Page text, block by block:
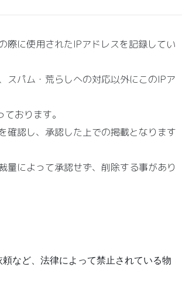
際に使用されたIPアドレスを記録してい
スパム・荒らしへの対応以外にこのIPア
おります。
確認し、承認した上での掲載となります
量によって承認せず、削除する事があり
など、法律によって禁止されている物